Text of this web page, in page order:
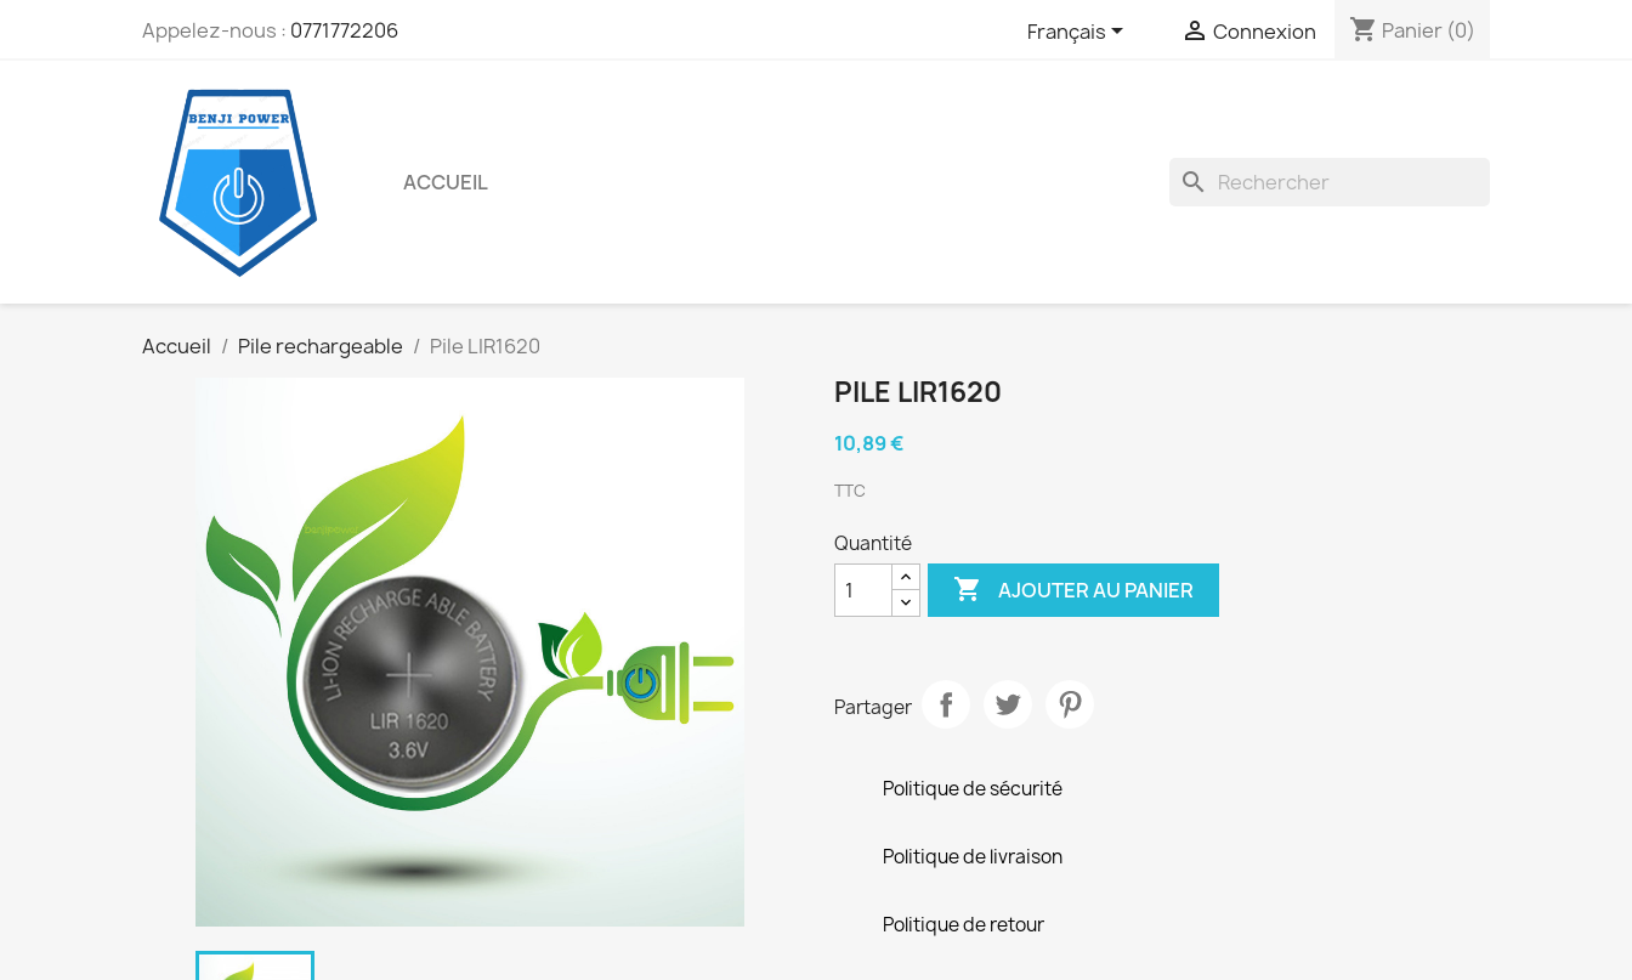
Appelez-nous : 0771772206 Français  Connexion shopping_cart Panier (0)
ACCUEIL search
Accueil Pile rechargeable Pile LIR1620
PILE LIR1620
10,89 €
TTC
Quantité
 AJOUTER AU PANIER
Partager
Politique de sécurité
Politique de livraison
Politique de retour